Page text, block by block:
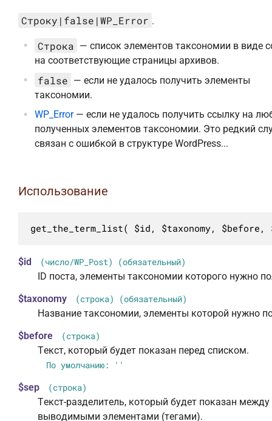
Строку|false|WP_Error .
Строка — список элементов таксономии в виде
на соответствующие страницы архивов.
false — если не удалось получить элементы
таксономии.
WP_Error— если не удалось получить ссылку на
полученных элементов таксономии. Это редкий
связан с ошибкой в структуре WordPress...
Использование
get_the_term_list( $id, $taxonomy,
$id (число/WP_Post) (обязательный)
ID поста, элементы таксономии которого нужно
$taxonomy
(строка) (обязательный)
Название таксономии, элементы которой нужно
$before
(строка)
Текст, который будет показан перед списком.
По умолчанию: ''
$sep (строка)
Текст-разделитель, который будет показан между
выводимыми элементами (тегами).